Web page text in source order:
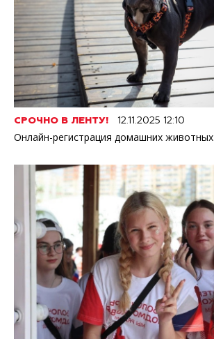
СРОЧНО В ЛЕНТУ! 12.11.2025 12:10
Онлайн-регистрация домашних животных